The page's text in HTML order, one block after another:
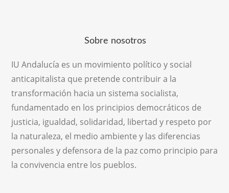
Sobre nosotros
IU Andalucía es un movimiento político y social
anticapitalista que pretende contribuir a la
transformación hacia un sistema socialista,
fundamentado en los principios democráticos de
justicia, igualdad, solidaridad, libertad y respeto por
la naturaleza, el medio ambiente y las diferencias
personales y defensora de la paz como principio para
la convivencia entre los pueblos.